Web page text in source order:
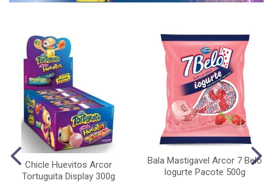
Chicle Huevitos Arcor
Tortuguita Display 300g
Bala Mastigavel Arcor 7 Belo
Iogurte Pacote 500g